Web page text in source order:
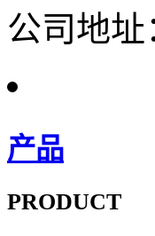
公司地
产品
PRODUCT